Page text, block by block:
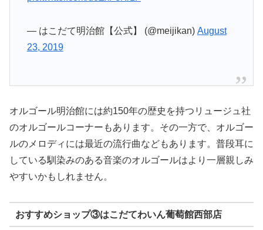
— はこだて明治館【公式】 (@meijikan) August
23, 2019
オルゴール明治館には約150年の歴史を持つリュージュ社
のオルゴールコーナーもあります。その一方で、オルゴー
ルのメロディには最近の流行曲などもあります。普段耳に
している馴染みのある音楽のオルゴールはより一層親しみ
やすいかもしれません。
おすすめショップ③はこだてわいん葡萄館西部店